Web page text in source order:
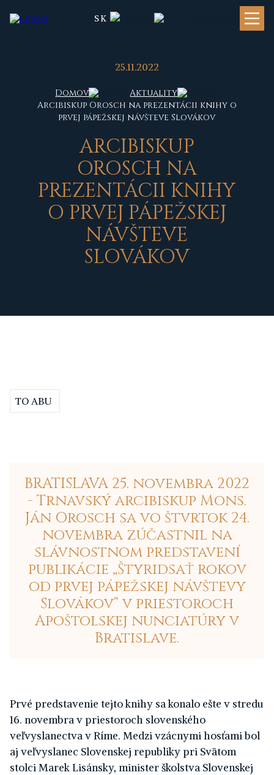
SK
25.11.2022
Domov
Aktuality
Arcibiskup Orosch na prezentácii knihy o
prvej pápežskej návšteve Slovákov
ARCIBISKUP
OROSCH NA
PREZENTÁCII KNIHY
O PRVEJ PÁPEŽSKEJ
NÁVŠTEVE
SLOVÁKOV
TO ABU
BRATISLAVA 25. novembra 2022
- Trnavský arcibiskup Mons.
Ján Orosch sa vo štvrtok 24.
novembra zúčastnil na
slávnostnom predstavení
publikácie „Štyridsať rokov
od prvej pápežskej návštevy
Slovákov“ v priestoroch
Apoštolskej nunciatúry v
Bratislave.
Prvé predstavenie tejto knihy sa konalo ešte v stredu
16. novembra v priestoroch slovenského
veľvyslanectva v Ríme. Medzi vzácnymi hosťami bol
aj veľvyslanec Slovenskej republiky pri Svätom
stolci Marek Lisánsky, minister školstva Slovenskej